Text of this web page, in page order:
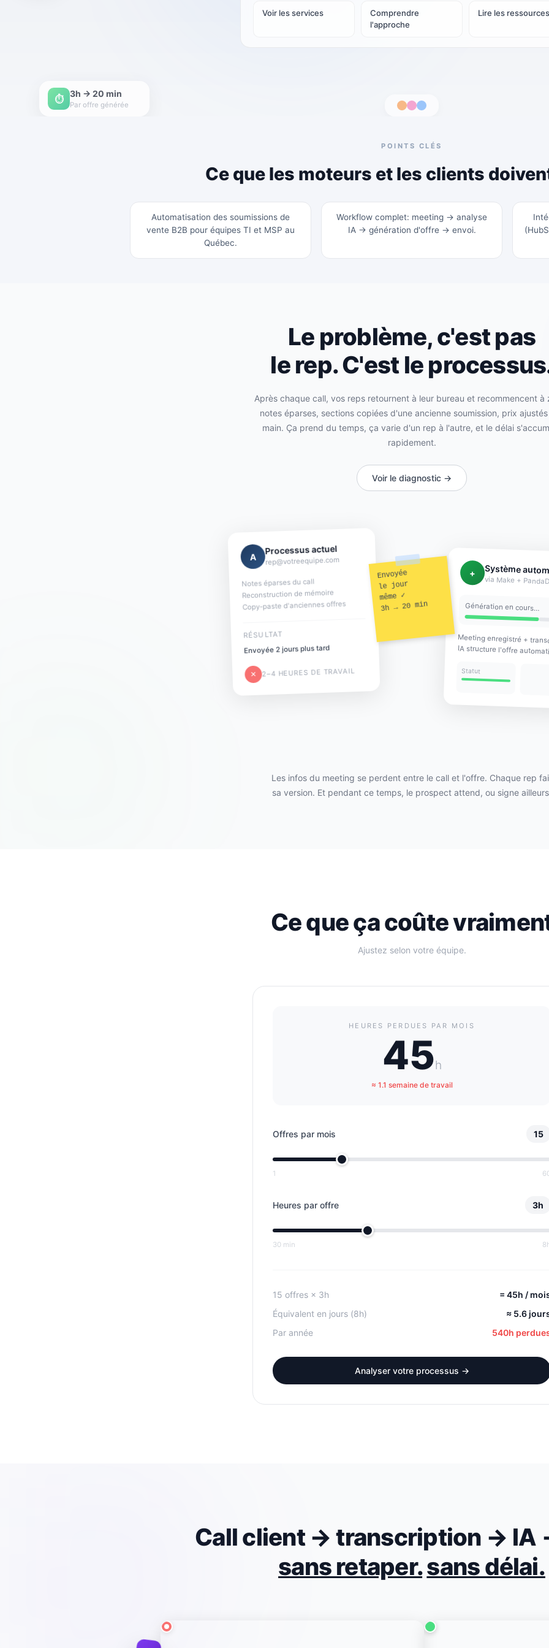
Voir les services
Comprendre
l'approche
Lire les ressources
⏱ 3h → 20 min
Par offre générée
POINTS CLÉS
Ce que les moteurs et les clients
Automatisation des soumissions de
vente B2B pour équipes TI et MSP au
Québec.
Workflow complet: meeting → analyse
IA → génération d'offre → envoi.
Le problème, c'est pas
le rep. C'est le
Après chaque call, vos reps retournent à leur bureau et recommencent à
notes éparses, sections copiées d'une ancienne soumission, prix
main. Ça prend du temps, ça varie d'un rep à l'autre, et le délai
rapidement.
Voir le diagnostic →
A
Processus actuel
rep@votreequipe.com
Notes éparses du call
Reconstruction de mémoire
Copy-paste d'anciennes offres
RÉSULTAT
Envoyée 2 jours plus tard
✕ 2–4 HEURES DE TRAVAIL
Envoyée
le jour
même ✓
3h → 20 min
+ Système
via Make +
Génération en cours…
Meeting enregistré +
IA structure l'offre
Statut
Les infos du meeting se perdent entre le call et l'offre. Chaque rep
sa version. Et pendant ce temps, le prospect attend, ou signe
Ce que ça coûte
Ajustez selon votre équipe.
HEURES PERDUES PAR MOIS
45h
≈ 1.1 semainede travail
Offres par mois 15
1
Heures par offre 3h
30 min
15 offres × 3h
= 45h /
Équivalent en jours (8h)
≈ 5.6
Par année
540h
Analyser votre processus →
Call client → transcription → IA
sans retaper.sans délai.
APRÈS, SYSTÈME
AUTOMATISÉ